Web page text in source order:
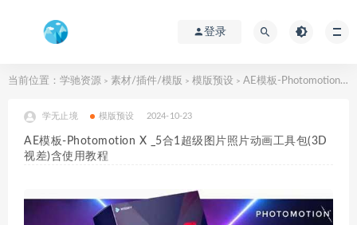
登录
当前位置： 学驰资源 > 素材/插件/模版 > 模版预设 > AE模板-Photomotion X _5合1超级图片照片动画工具包(3D视差)含使用教程
学无止境 模版预设 2024-10-23
AE模板-Photomotion X _5合1超级图片照片动画工具包(3D
视差)含使用教程